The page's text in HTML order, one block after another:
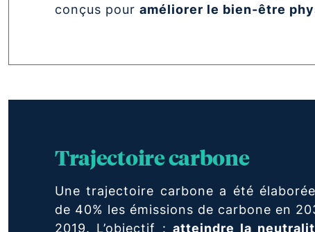
conçus pour améliorer le bien-être
Trajectoire carbone
Une trajectoire carbone a été
de 40% les émissions de carbone en
2019. L’objectif : atteindre la